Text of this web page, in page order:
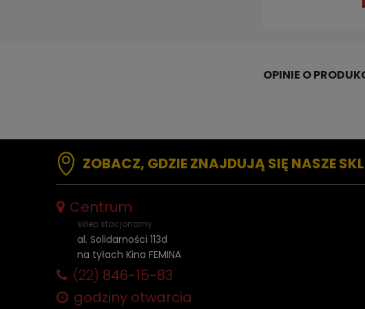
ZOBACZ, GDZIE ZNAJDUJĄ SIĘ NASZE
Centrum
sklep stacjonarny
al. Solidarności 113d
na tyłach Kina FEMINA
(22) 846-15-83
godziny otwarcia